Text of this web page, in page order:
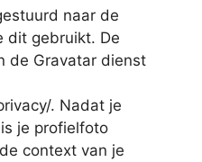
naar de
dit gebruikt. De
de Gravatar dienst
. Nadat je
je profielfoto
context van je